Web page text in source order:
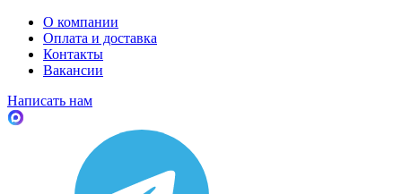
О компании
Оплата и доставка
Контакты
Вакансии
Написать нам